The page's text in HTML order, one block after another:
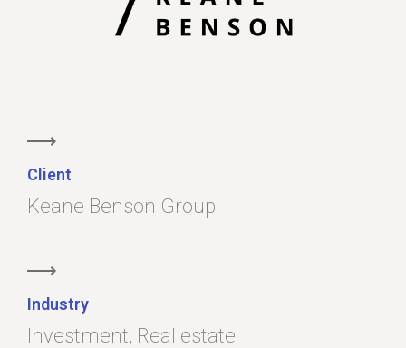
Client
Keane Benson Group
Industry
Investment, Real estate